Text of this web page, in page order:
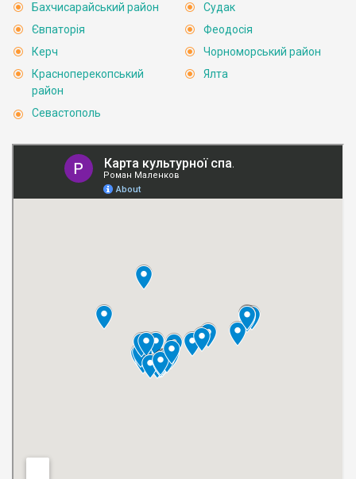
Бахчисарайський район
Євпаторія
Керч
Красноперекопський
район
Севастополь
Судак
Феодосія
Чорноморський район
Ялта